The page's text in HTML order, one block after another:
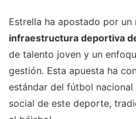
Estrella ha apostado por
infraestructura deportiva
de talento joven y un
gestión. Esta apuesta ha
estándar del fútbol
social de este deporte,